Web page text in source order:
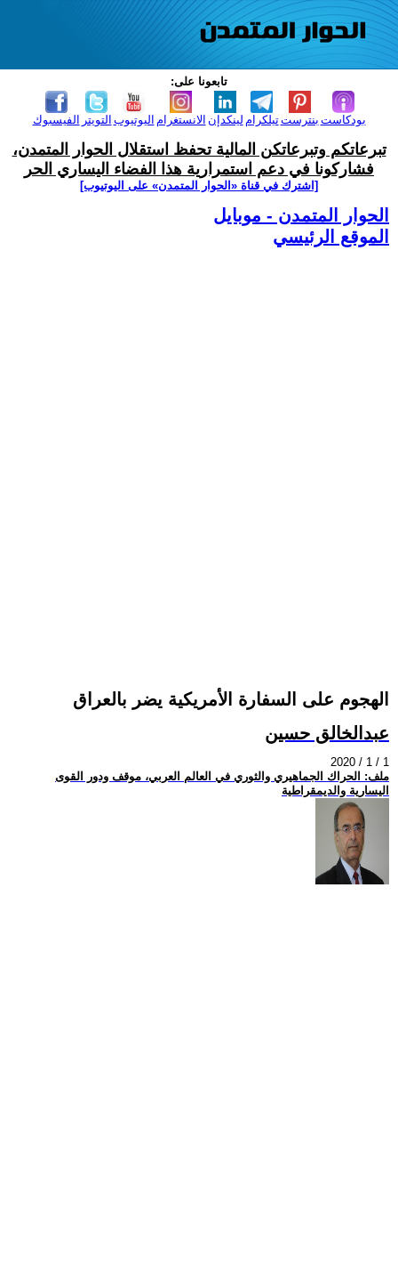
تابعونا على:
الفيسبوك التويتر اليوتيوب الانستغرام لينكدإن تيلكرامبنترست بودكاست
تبرعاتكم وتبرعاتكن المالية تحفظ استقلال الحوار المتمدن،
فشاركونا في دعم استمرارية هذا الفضاء اليساري الحر
[اشترك في قناة ‫«الحوار المتمدن» على اليوتيوب]
الحوار المتمدن - موبايل
الموقع الرئيسي
الهجوم على السفارة الأمريكية يضر بالعراق
عبدالخالق حسين
2020 / 1 / 1
ملف: الحراك الجماهيري والثوري في العالم العربي، موقف ودور القوى
اليسارية والديمقراطية